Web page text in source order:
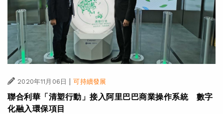
2020年11月06日 | 可持續發展
聯合利華「清塑行動」接入阿里巴巴商業操作系統 數字
化融入環保項目